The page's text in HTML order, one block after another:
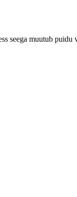
seega muutub puidu